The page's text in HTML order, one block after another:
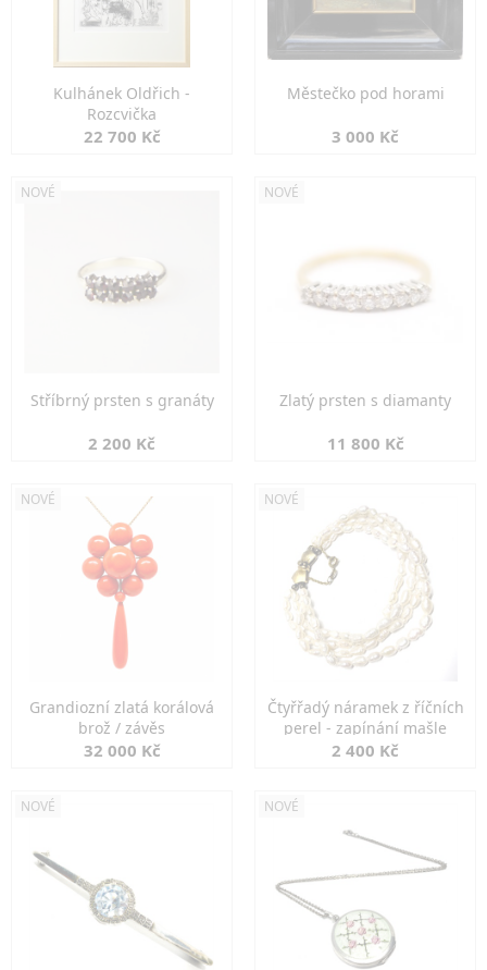
Kulhánek Oldřich -
Rozcvička
22 700 Kč
Městečko pod horami
3 000 Kč
NOVÉ
Stříbrný prsten s granáty
2 200 Kč
NOVÉ
Zlatý prsten s diamanty
11 800 Kč
NOVÉ
Grandiozní zlatá korálová
brož / závěs
32 000 Kč
NOVÉ
Čtyřřadý náramek z říčních
perel - zapínání mašle
2 400 Kč
NOVÉ NOVÉ